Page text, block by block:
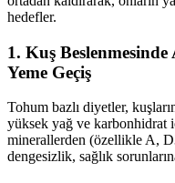
hedefler.
1. Kuş
Yeme Geçiş
Tohum bazlı diyetler,
yüksek yağ ve karbonhidrat
minerallerden (özellikle A,
dengesizlik, sağlık